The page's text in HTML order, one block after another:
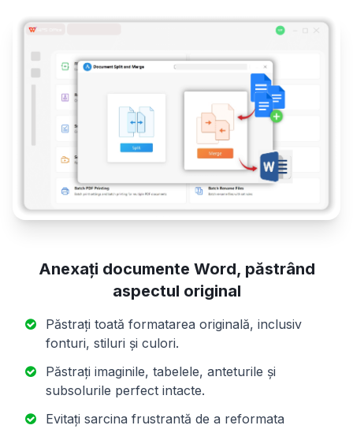
Anexați documente Word, păstrând
aspectul original
Păstrați toată formatarea originală, inclusiv
fonturi, stiluri și culori.
Păstrați imaginile, tabelele, anteturile și
subsolurile perfect intacte.
Evitați sarcina frustrantă de a reformata